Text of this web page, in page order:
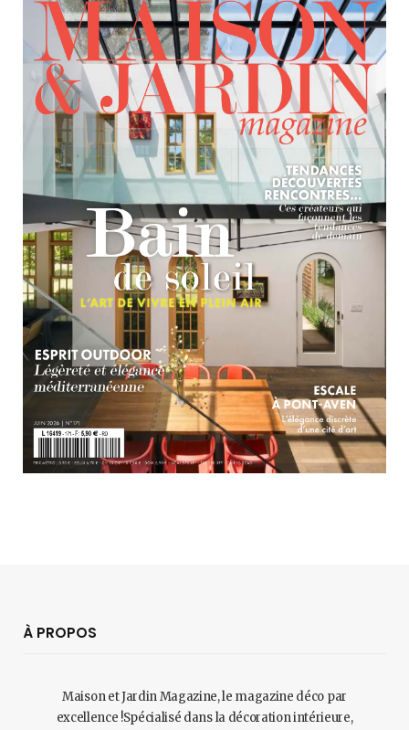
À PROPOS
Maison et Jardin Magazine, le magazine déco par
excellence !Spécialisé dans la décoration intérieure,